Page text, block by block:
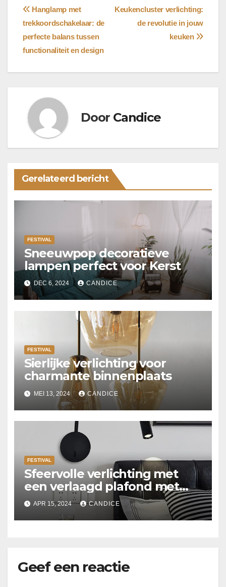
Bericht
navigatie
Keukencluster verlichting:
de revolutie in jouw
keuken
Hanglamp met
trekkoordschakelaar: de
perfecte balans tussen
functionaliteit en design
Door Candice
Gerelateerd bericht
FESTIVAL
Sneeuwpop decoratieve
lampen perfect voor Kerst
DEC 6, 2024 CANDICE
FESTIVAL
Sierlijke verlichting voor
charmante binnenplaats
MEI 13, 2024 CANDICE
FESTIVAL
Sfeervolle verlichting met
een verlaagd plafond met
Suspended ceiling light.
APR 15, 2024 CANDICE
Geef een reactie